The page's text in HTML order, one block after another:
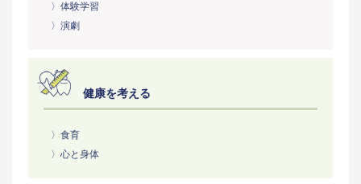
〉体験学習
〉演劇
健康を考える
〉食育
〉心と身体